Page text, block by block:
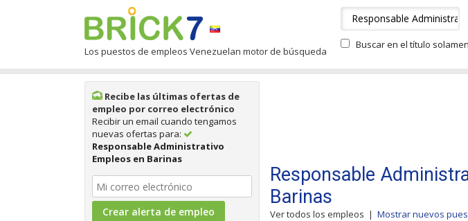
Los puestos de empleos Venezuelan motor de búsqueda
Buscar en el título
Recibe las últimas ofertas de
empleo por correo electrónico
Recibir un email cuando tengamos
nuevas ofertas para:
Responsable Administrativo
Empleos en Barinas
Responsable
Barinas
Ver todos los empleos | Mostrar nuevos